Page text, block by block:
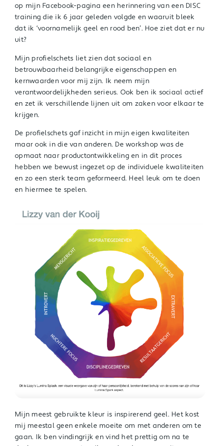
op mijn Facebook-pagina een herinnering van een DISC
training die ik 6 jaar geleden volgde en waaruit bleek
dat ik ‘voornamelijk geel en rood ben’. Hoe ziet dat er nu
uit?
Mijn profielschets liet zien dat sociaal en
betrouwbaarheid belangrijke eigenschappen en
kernwaarden voor mij zijn. Ik neem mijn
verantwoordelijkheden serieus. Ook ben ik sociaal actief
en zet ik verschillende lijnen uit om zaken voor elkaar te
krijgen.
De profielschets gaf inzicht in mijn eigen kwaliteiten
maar ook in die van anderen. De workshop was de
opmaat naar productontwikkeling en in dit proces
hebben we bewust ingezet op de individuele kwaliteiten
en zo een sterk team geformeerd. Heel leuk om te doen
en hiermee te spelen.
Mijn meest gebruikte kleur is inspirerend geel. Het kost
mij meestal geen enkele moeite om met anderen om te
gaan. Ik ben vindingrijk en vind het prettig om na te